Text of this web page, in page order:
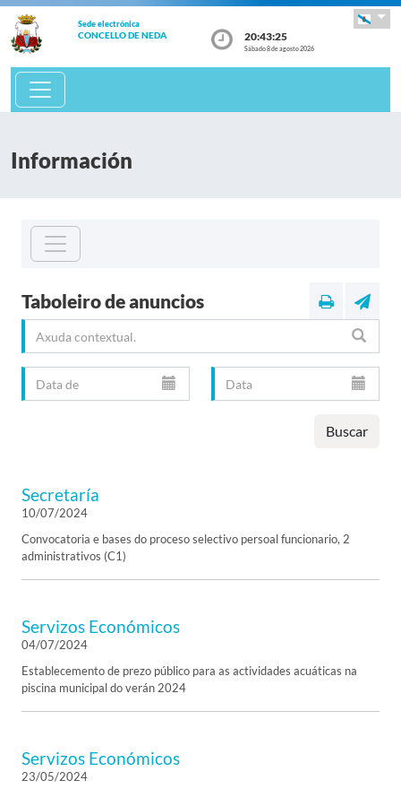
Sede electrónica
CONCELLO DE NEDA 20:43:25
Sábado 8 de agosto 2026
Información
Taboleiro de anuncios
Buscar
Secretaría
10/07/2024
Convocatoria e bases do proceso selectivo persoal funcionario, 2
administrativos (C1)
Servizos Económicos
04/07/2024
Establecemento de prezo público para as actividades acuáticas na
piscina municipal do verán 2024
Servizos Económicos
23/05/2024